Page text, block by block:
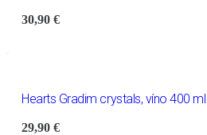
30,90€
Hearts Gradim crystals, víno 400 ml
29,90€